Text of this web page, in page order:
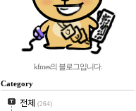
kfmes의 블로그입니다.
Category
전체 (264)